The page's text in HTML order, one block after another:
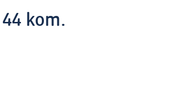
kom.